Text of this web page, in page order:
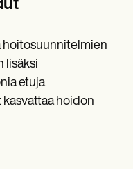
hoitosuunnitelmien
lisäksi
etuja
hoidon